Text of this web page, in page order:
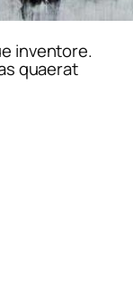
inventore.
quaerat